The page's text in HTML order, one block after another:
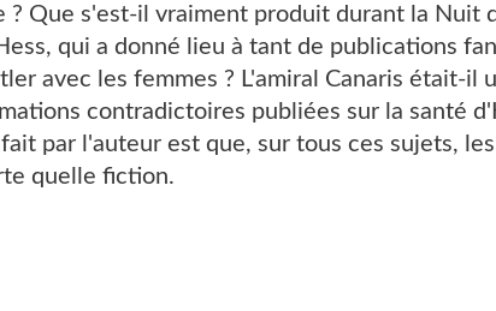
Que s'est-il vraiment produit durant la Nuit
qui a donné lieu à tant de publications
avec les femmes ? L'amiral Canaris était-il
contradictoires publiées sur la santé
par l'auteur est que, sur tous ces sujets,
quelle fiction.